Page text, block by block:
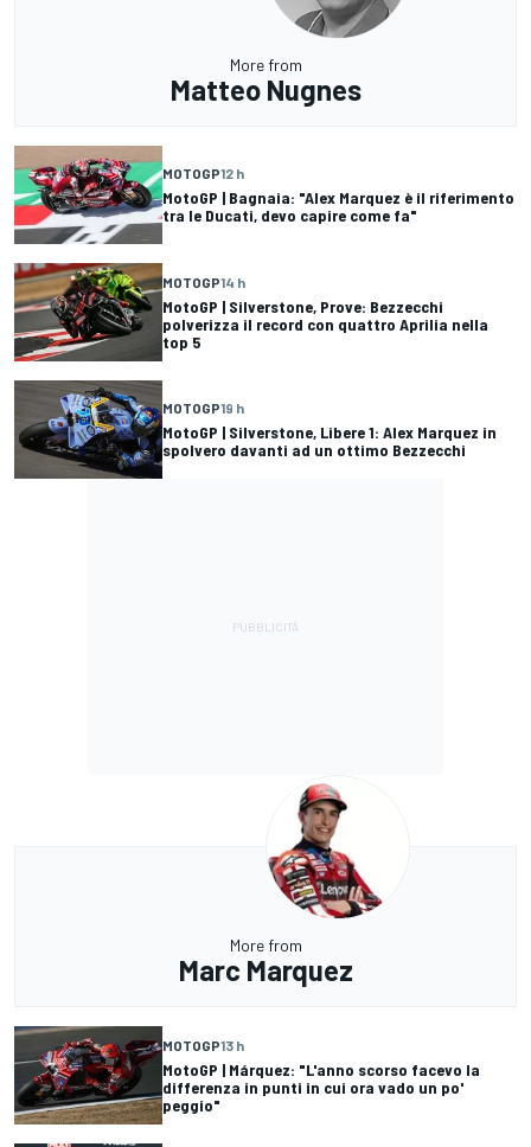
More from
Matteo Nugnes
MOTOGP12 h
MotoGP | Bagnaia: "Alex Marquez è il riferimento
tra le Ducati, devo capire come fa"
MOTOGP14 h
MotoGP | Silverstone, Prove: Bezzecchi
polverizza il record con quattro Aprilia nella
top 5
MOTOGP19 h
MotoGP | Silverstone, Libere 1: Alex Marquez in
spolvero davanti ad un ottimo Bezzecchi
More from
Marc Marquez
MOTOGP13 h
MotoGP | Márquez: "L'anno scorso facevo la
differenza in punti in cui ora vado un po'
peggio"